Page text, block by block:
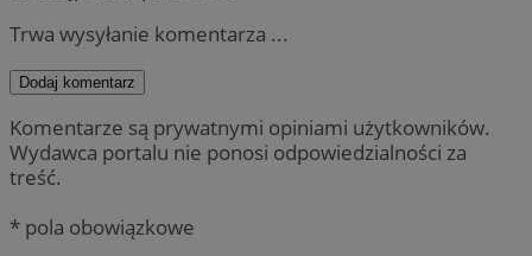
Trwa wysyłanie komentarza ...
Dodaj komentarz
Komentarze są prywatnymi opiniami użytkowników.
Wydawca portalu nie ponosi odpowiedzialności za
treść.
* pola obowiązkowe